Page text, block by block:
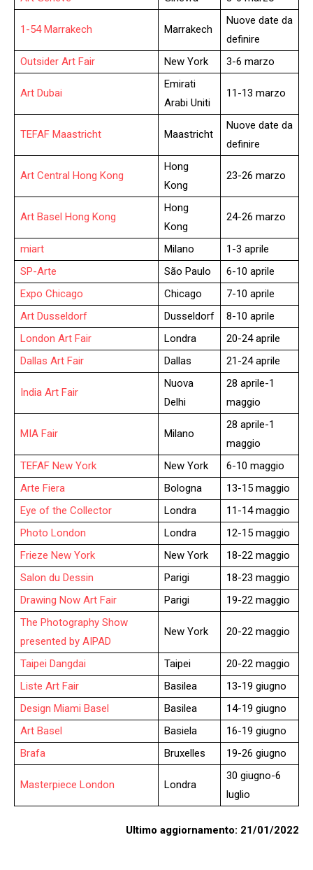
1-54 Marrakech Marrakech
Nuove date da
definire
Outsider Art Fair
New York 3-6 marzo
Art Dubai
Emirati
Arabi Uniti
11-13 marzo
TEFAF Maastricht Maastricht
Nuove date da
definire
Art Central Hong Kong
Hong
Kong
23-26 marzo
Art Basel Hong Kong
Hong
Kong
24-26 marzo
miart Milano
1-3 aprile
SP-Arte
São Paulo
6-10 aprile
Expo Chicago
Chicago
7-10 aprile
Art Dusseldorf
Dusseldorf
8-10 aprile
London Art Fair
Londra
20-24 aprile
Dallas Art Fair
Dallas 21-24 aprile
India Art Fair
Nuova
Delhi
28 aprile-1
maggio
MIA Fair Milano
28 aprile-1
maggio
TEFAF New York
New York
6-10 maggio
Arte Fiera
Bologna
13-15 maggio
Eye of the Collector
Londra
11-14 maggio
Photo London
Londra
12-15 maggio
Frieze New York
New York
18-22 maggio
Salon du Dessin
Parigi
18-23 maggio
Drawing Now Art Fair
Parigi
19-22 maggio
The Photography Show
presented by AIPAD
New York 20-22 maggio
Taipei Dangdai Taipei
20-22 maggio
Liste Art Fair
Basilea
13-19 giugno
Design Miami Basel
Basilea
14-19 giugno
Art Basel
Basiela
16-19 giugno
Brafa
Bruxelles 19-26 giugno
Masterpiece London Londra
30 giugno-6
luglio
Ultimo aggiornamento: 21/01/2022